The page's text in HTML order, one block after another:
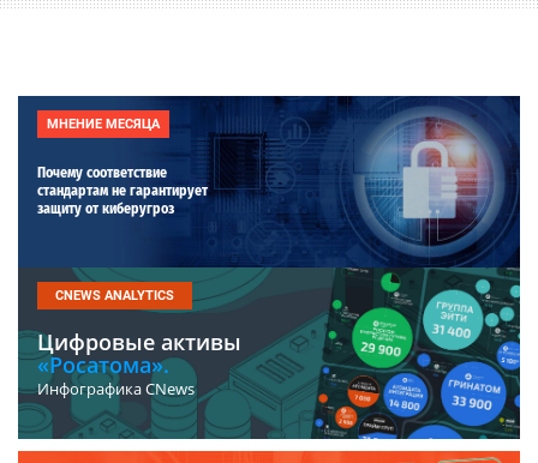
МНЕНИЕ МЕСЯЦА
Почему соответствие
стандартам не гарантирует
защиту от киберугроз
CNEWS ANALYTICS
Цифровые активы
«Росатома».
Инфографика CNews